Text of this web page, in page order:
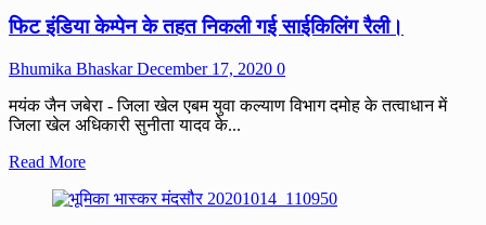
युबक
गांजा
पकड़ा।
फिट इंडिया केम्पेन के तहत निकली गई साईकिलिंग रैली।
Bhumika BhaskarDecember 17, 2020 0
मयंक जैन जबेरा - जिला खेल एबम युवा कल्याण विभाग दमोह के तत्वाधान में
जिला खेल अधिकारी सुनीता यादव के...
Read MoreRead
about